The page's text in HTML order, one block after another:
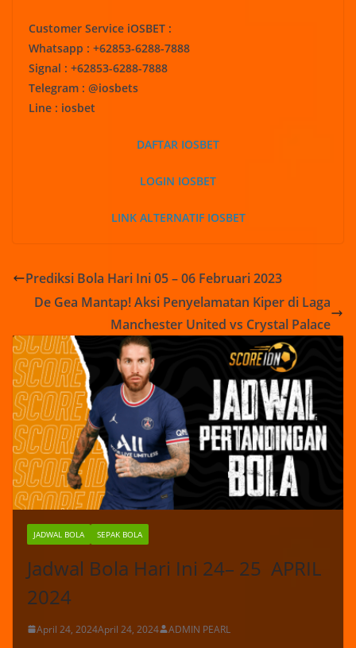
Customer Service iOSBET :
Whatsapp : +62853-6288-7888
Signal : +62853-6288-7888
Telegram : @iosbets
Line : iosbet
DAFTAR IOSBET
LOGIN IOSBET
LINK ALTERNATIF IOSBET
Prediksi Bola Hari Ini 05 – 06 Februari 2023
De Gea Mantap! Aksi Penyelamatan Kiper di Laga
Manchester United vs Crystal Palace
JADWAL BOLA SEPAK BOLA
Jadwal Bola Hari Ini 24– 25 APRIL
2024
April 24, 2024April 24, 2024 ADMIN PEARL